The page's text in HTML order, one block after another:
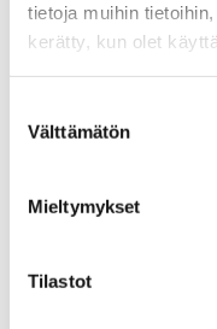
tietoja muihin
kerätty, kun olet
valinta
Välttämätön
Mieltymykset
Tilastot